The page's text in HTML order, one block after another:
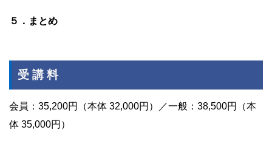
５．まとめ
受 講 料
会員：35,200円（本体 32,000円）／一般：38,500円（本
体 35,000円）